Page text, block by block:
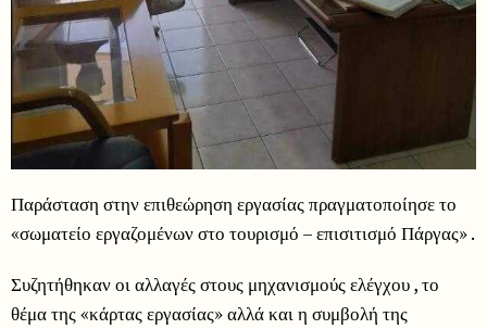
Παράσταση στην επιθεώρηση εργασίας πραγματοποίησε το
«σωματείο εργαζομένων στο τουρισμό – επισιτισμό Πάργας» .
Συζητήθηκαν οι αλλαγές στους μηχανισμούς ελέγχου , το
θέμα της «κάρτας εργασίας» αλλά και η συμβολή της